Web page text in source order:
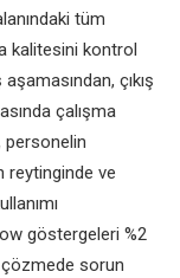
tüm
kalitesini kontrol
çıkış
çalışma
personelin
reytinginde ve
göstergeleri %2
çözmede sorun